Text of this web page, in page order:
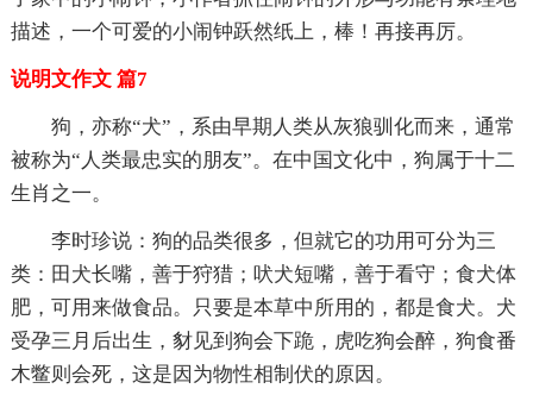
描述，一个可爱的小闹钟跃然纸上，棒！再接再厉。
说明文作文 篇7
狗，亦称“犬”，系由早期人类从灰狼驯化而来，通常
被称为“人类最忠实的朋友”。在中国文化中，狗属于十二
生肖之一。
李时珍说：狗的品类很多，但就它的功用可分为三
类：田犬长嘴，善于狩猎；吠犬短嘴，善于看守；食犬体
肥，可用来做食品。只要是本草中所用的，都是食犬。犬
受孕三月后出生，豺见到狗会下跪，虎吃狗会醉，狗食番
木鳖则会死，这是因为物性相制伏的原因。